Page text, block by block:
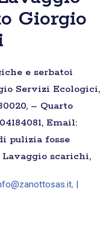
Giorgio
e serbatoi
Servizi Ecologici,
– Quarto
Email:
pulizia fosse
scarichi,
,